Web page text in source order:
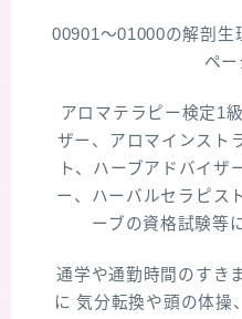
アロマハーブアンケート
★スペシャルアロマハ
版限定)
お問い合わせ
00901～01000の解剖生
ペ
アロマテラピー検定1
ザー、アロマインスト
ト、ハーブアドバイザ
ー、ハーバルセラピス
ーブの資格試験等
通学や通勤時間のすき
に 気分転換や頭の体操